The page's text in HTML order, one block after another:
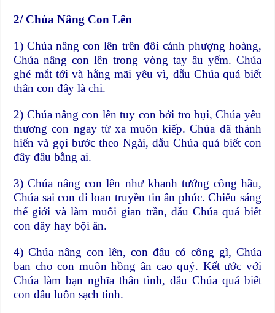
2/ Chúa Nâng Con Lên
1) Chúa nâng con lên trên đôi cánh phượng hoàng,
Chúa nâng con lên trong vòng tay âu yếm. Chúa
ghé mắt tới và hằng mãi yêu vì, dẫu Chúa quá biết
thân con đây là chi.
2) Chúa nâng con lên tuy con bởi tro bụi, Chúa yêu
thương con ngay từ xa muôn kiếp. Chúa đã thánh
hiến và gọi bước theo Ngài, dẫu Chúa quá biết con
đây đâu bằng ai.
3) Chúa nâng con lên như khanh tướng công hầu,
Chúa sai con đi loan truyền tin ân phúc. Chiếu sáng
thế giới và làm muối gian trần, dẫu Chúa quá biết
con đây hay bội ân.
4) Chúa nâng con lên, con đâu có công gì, Chúa
ban cho con muôn hồng ân cao quý. Kết ước với
Chúa làm bạn nghĩa thân tình, dẫu Chúa quá biết
con đâu luôn sạch tinh.